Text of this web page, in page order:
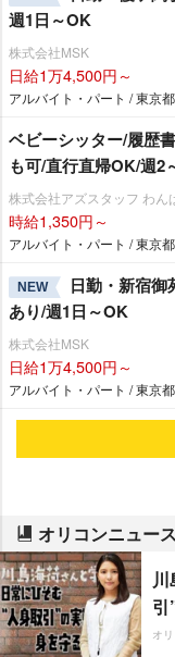
週1日～OK
株式会社MSK
日給1万4,500円～
アルバイト・パート / 東京都
ベビーシッター/履歴
も可/直行直帰OK/週2
株式会社アズスタッフ わん
時給1,350円～
アルバイト・パート / 東京都
NEW
日勤・新宿
あり/週1日～OK
株式会社MSK
日給1万4,500円～
アルバイト・パート / 東京都
オリコンニュー
引
オ